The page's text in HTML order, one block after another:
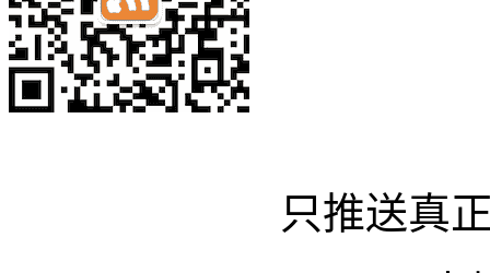
只推送真